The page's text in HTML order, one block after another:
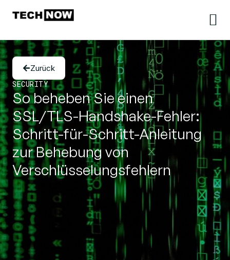
Zurück
SECURITY
So beheben Sie einen
SSL/TLS-Handshake-Fehler:
Schritt-für-Schritt-Anleitung
zur Behebung von
Verschlüsselungsfehlern